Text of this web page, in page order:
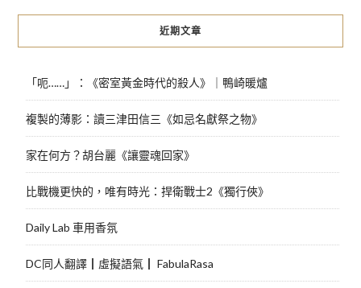
近期文章
「呃……」：《密室黃金時代的殺人》｜鴨崎暖爐
複製的薄影：讀三津田信三《如忌名獻祭之物》
家在何方？胡台麗《讓靈魂回家》
比戰機更快的，唯有時光：捍衛戰士2《獨行俠》
Daily Lab 車用香氛
DC同人翻譯┃虛擬語氣┃ FabulaRasa